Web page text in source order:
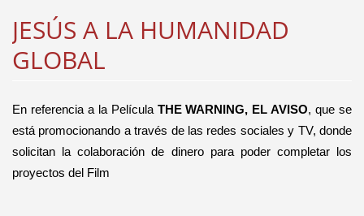
JESÚS A LA HUMANIDAD
GLOBAL
En referencia a la Película THE WARNING, EL AVISO, que se
está promocionando a través de las redes sociales y TV, donde
solicitan la colaboración de dinero para poder completar los
proyectos del Film